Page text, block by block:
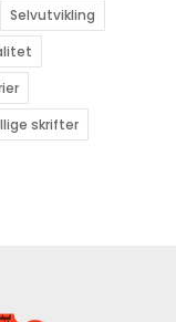
Selvutvikling
skrifter